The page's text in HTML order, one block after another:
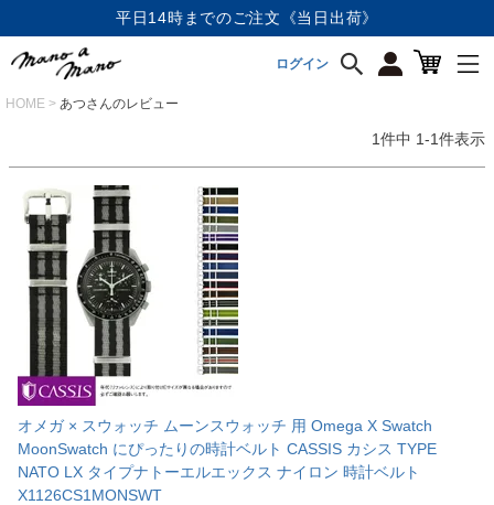
平日14時までのご注文《当日出荷》
ログイン
HOME あつさんのレビュー
1件中 1-1件表示
オメガ × スウォッチ ムーンスウォッチ 用 Omega X Swatch
MoonSwatch にぴったりの時計ベルト CASSIS カシス TYPE
NATO LX タイプナトーエルエックス ナイロン 時計ベルト
X1126CS1MONSWT